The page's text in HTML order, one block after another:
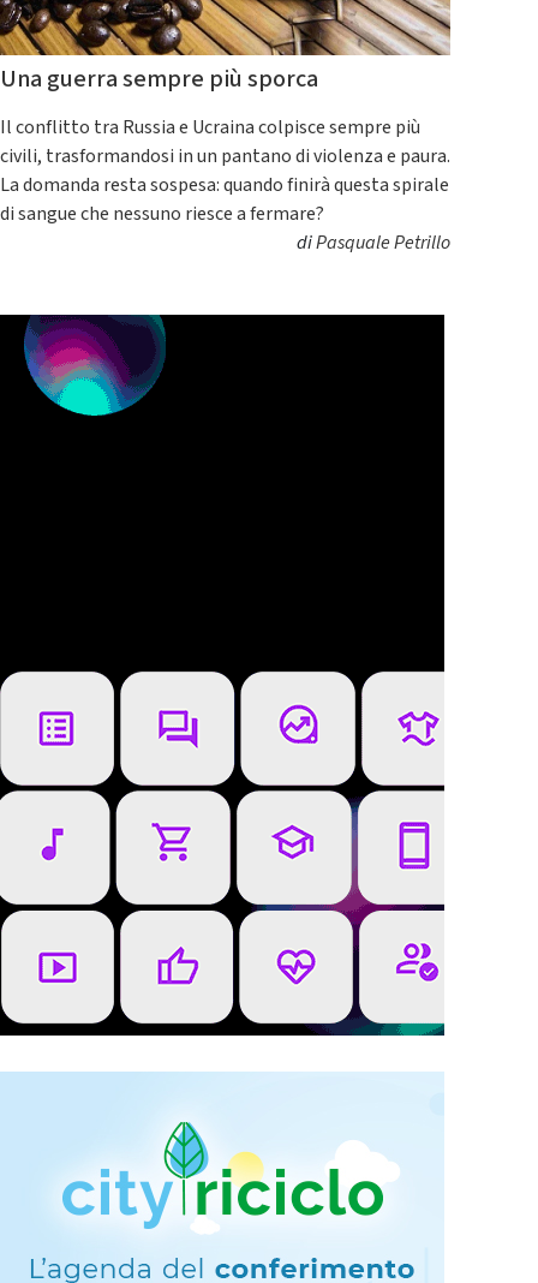
Una guerra sempre più sporca
Il conflitto tra Russia e Ucraina colpisce sempre più
civili, trasformandosi in un pantano di violenza e paura.
La domanda resta sospesa: quando finirà questa spirale
di sangue che nessuno riesce a fermare?
diPasquale Petrillo